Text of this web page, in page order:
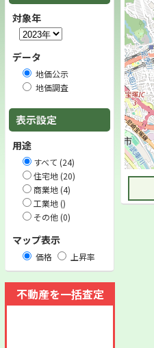
対象年
データ
地価公示
地価調査
表示設定
用途
すべて (24)
住宅地 (20)
商業地 (4)
工業地 ()
その他 (0)
マップ表示
価格 上昇率
不動産を一括査定